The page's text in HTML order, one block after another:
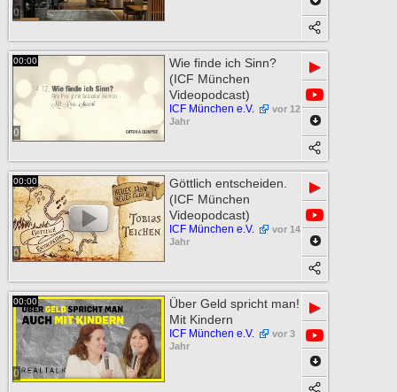
0
00:00
0
Wie finde ich Sinn?
(ICF München
Videopodcast)
ICF München e.V.
vor 12
Jahr
▶
00:00
0
Göttlich entscheiden.
(ICF München
Videopodcast)
ICF München e.V.
vor 14
Jahr
▶
00:00
0
Über Geld spricht man!
Mit Kindern
ICF München e.V.
vor 3
Jahr
▶